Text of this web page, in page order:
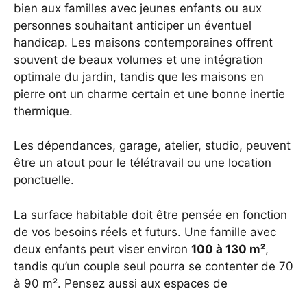
bien aux familles avec jeunes enfants ou aux
personnes souhaitant anticiper un éventuel
handicap. Les maisons contemporaines offrent
souvent de beaux volumes et une intégration
optimale du jardin, tandis que les maisons en
pierre ont un charme certain et une bonne inertie
thermique.
Les dépendances, garage, atelier, studio, peuvent
être un atout pour le télétravail ou une location
ponctuelle.
La surface habitable doit être pensée en fonction
de vos besoins réels et futurs. Une famille avec
deux enfants peut viser environ 100 à 130 m²,
tandis qu’un couple seul pourra se contenter de 70
à 90 m². Pensez aussi aux espaces de